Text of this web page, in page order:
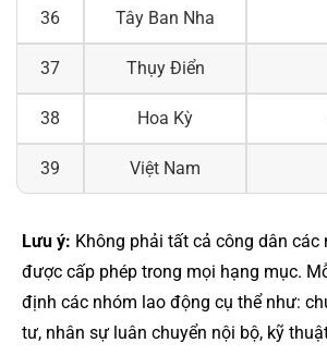
36 Tây Ban Nha
37 Thụy Điển
38 Hoa Kỳ
39 Việt Nam
Lưu ý: Không phải tất cả công dân các
được cấp phép trong mọi hạng mục.
định các nhóm lao động cụ thể như:
tư, nhân sự luân chuyển nội bộ, kỹ